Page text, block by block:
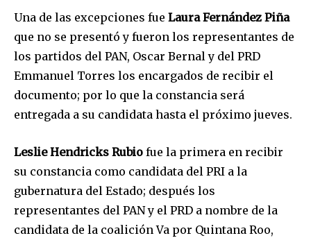
Una de las excepciones fue Laura Fernández Piña
que no se presentó y fueron los representantes de
los partidos del PAN, Oscar Bernal y del PRD
Emmanuel Torres los encargados de recibir el
documento; por lo que la constancia será
entregada a su candidata hasta el próximo jueves.
Leslie Hendricks Rubio fue la primera en recibir
su constancia como candidata del PRI a la
gubernatura del Estado; después los
representantes del PAN y el PRD a nombre de la
candidata de la coalición Va por Quintana Roo,